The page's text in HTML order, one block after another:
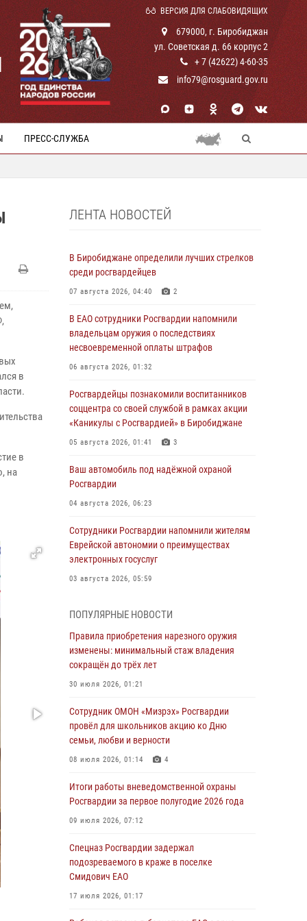
ВЕРСИЯ ДЛЯ СЛАБОВИДЯЩИХ
679000, г. Биробиджан
ул. Советская д. 66 корпус 2
+ 7 (42622) 4-60-35
info79@rosguard.gov.ru
ПРЕСС-СЛУЖБА
в
в
на
ЛЕНТА НОВОСТЕЙ
В Биробиджане определили лучших стрелков
среди росгвардейцев
07 августа 2026, 04:40 2
В ЕАО сотрудники Росгвардии напомнили
владельцам оружия о последствиях
несвоевременной оплаты штрафов
06 августа 2026, 01:32
Росгвардейцы познакомили воспитанников
соццентра со своей службой в рамках акции
«Каникулы с Росгвардией» в Биробиджане
05 августа 2026, 01:41 3
Ваш автомобиль под надёжной охраной
Росгвардии
04 августа 2026, 06:23
Сотрудники Росгвардии напомнили жителям
Еврейской автономии о преимуществах
электронных госуслуг
03 августа 2026, 05:59
армии Виктор Золотов поздравил
специалистов подразделений тыла с
профессиональным праздником
01 августа 2026, 10:23
национальной гвардии Российской
Федерации
01 августа 2026, 10:21
воинов, погибших в Первой мировой войне
1914-1918 годов
01 августа 2026, 10:19
Внесены изменения в правила проведения
контрольного отстрела гражданского оружия
31 июля 2026, 01:48
ПОПУЛЯРНЫЕ НОВОСТИ
Правила приобретения нарезного оружия
изменены: минимальный стаж владения
сокращён до трёх лет
30 июля 2026, 01:21
Сотрудник ОМОН «Мизрэх» Росгвардии
провёл для школьников акцию ко Дню
семьи, любви и верности
08 июля 2026, 01:14 4
Итоги работы вневедомственной охраны
Росгвардии за первое полугодие 2026 года
09 июля 2026, 07:12
Спецназ Росгвардии задержал
подозреваемого в краже в поселке
Смидович ЕАО
17 июля 2026, 01:17